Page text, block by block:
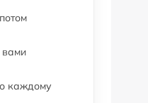
вами
каждому